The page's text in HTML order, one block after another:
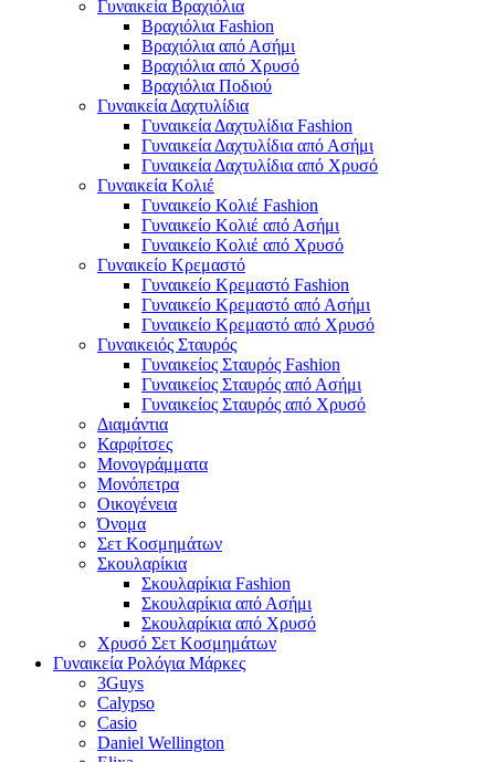
Γυναικεία Βραχιόλια
Βραχιόλια Fashion
Βραχιόλια από Ασήμι
Βραχιόλια από Χρυσό
Βραχιόλια Ποδιού
Γυναικεία Δαχτυλίδια
Γυναικεία Δαχτυλίδια Fashion
Γυναικεία Δαχτυλίδια από Ασήμι
Γυναικεία Δαχτυλίδια από Χρυσό
Γυναικεία Κολιέ
Γυναικείο Κολιέ Fashion
Γυναικείο Κολιέ από Ασήμι
Γυναικείο Κολιέ από Χρυσό
Γυναικείο Κρεμαστό
Γυναικείο Κρεμαστό Fashion
Γυναικείο Κρεμαστό από Ασήμι
Γυναικείο Κρεμαστό από Χρυσό
Γυναικειός Σταυρός
Γυναικείος Σταυρός Fashion
Γυναικείος Σταυρός από Ασήμι
Γυναικείος Σταυρός από Χρυσό
Διαμάντια
Καρφίτσες
Μονογράμματα
Μονόπετρα
Οικογένεια
Όνομα
Σετ Κοσμημάτων
Σκουλαρίκια
Σκουλαρίκια Fashion
Σκουλαρίκια από Ασήμι
Σκουλαρίκια από Χρυσό
Χρυσό Σετ Κοσμημάτων
Γυναικεία Ρολόγια Μάρκες
3Guys
Calypso
Casio
Daniel Wellington